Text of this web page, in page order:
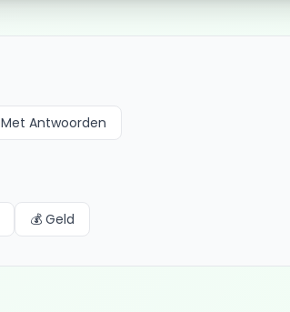
Met Antwoorden
💰 Geld